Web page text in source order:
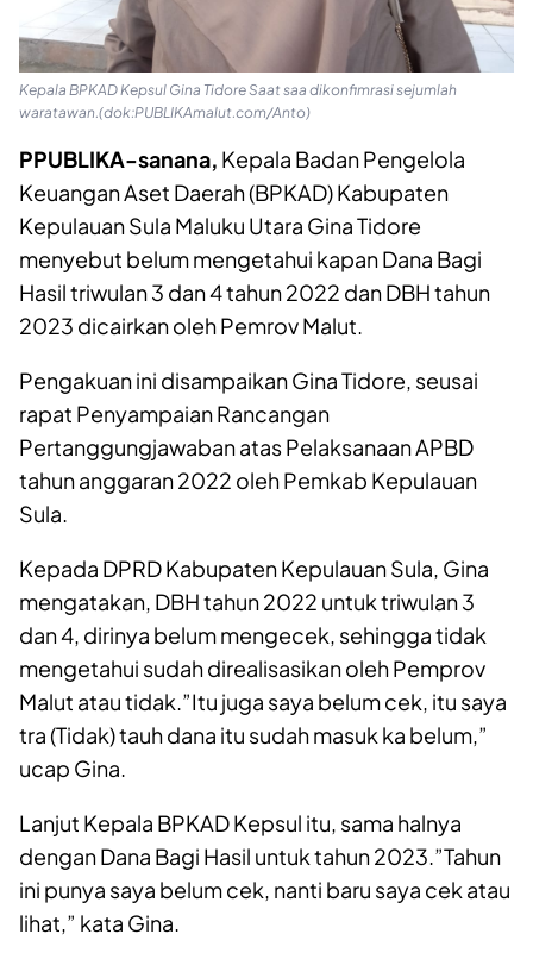
Kepala BPKAD Kepsul Gina Tidore Saat saa dikonfimrasi sejumlah
waratawan.(dok:PUBLIKAmalut.com/Anto)
PPUBLIKA-sanana, Kepala Badan Pengelola
Keuangan Aset Daerah (BPKAD) Kabupaten
Kepulauan Sula Maluku Utara Gina Tidore
menyebut belum mengetahui kapan Dana Bagi
Hasil triwulan 3 dan 4 tahun 2022 dan DBH tahun
2023 dicairkan oleh Pemrov Malut.
Pengakuan ini disampaikan Gina Tidore, seusai
rapat Penyampaian Rancangan
Pertanggungjawaban atas Pelaksanaan APBD
tahun anggaran 2022 oleh Pemkab Kepulauan
Sula.
Kepada DPRD Kabupaten Kepulauan Sula, Gina
mengatakan, DBH tahun 2022 untuk triwulan 3
dan 4, dirinya belum mengecek, sehingga tidak
mengetahui sudah direalisasikan oleh Pemprov
Malut atau tidak.”Itu juga saya belum cek, itu saya
tra (Tidak) tauh dana itu sudah masuk ka belum,”
ucap Gina.
Lanjut Kepala BPKAD Kepsul itu, sama halnya
dengan Dana Bagi Hasil untuk tahun 2023.”Tahun
ini punya saya belum cek, nanti baru saya cek atau
lihat,” kata Gina.